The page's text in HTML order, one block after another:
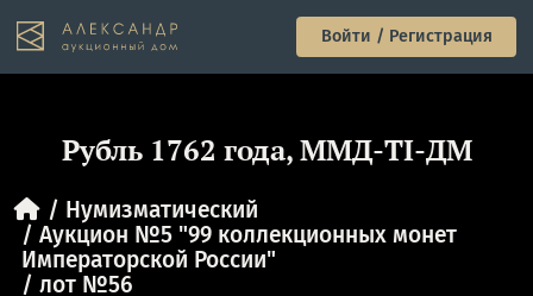
Войти / Регистрация
Рубль 1762 года, ММД-TI-ДМ
Нумизматический
Аукцион №5 "99 коллекционных монет
Императорской России"
лот №56